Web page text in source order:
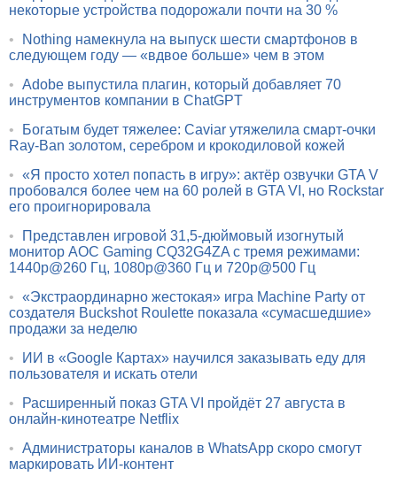
некоторые устройства подорожали почти на 30 %
•
Nothing намекнула на выпуск шести смартфонов в
следующем году — «вдвое больше» чем в этом
• Adobe выпустила плагин, который добавляет 70
инструментов компании в ChatGPT
•
Богатым будет тяжелее: Caviar утяжелила смарт-очки
Ray-Ban золотом, серебром и крокодиловой кожей
• «Я просто хотел попасть в игру»: актёр озвучки GTA V
пробовался более чем на 60 ролей в GTA VI, но Rockstar
его проигнорировала
•
Представлен игровой 31,5-дюймовый изогнутый
монитор AOC Gaming CQ32G4ZA с тремя режимами:
1440p@260 Гц, 1080p@360 Гц и 720p@500 Гц
• «Экстраординарно жестокая» игра Machine Party от
создателя Buckshot Roulette показала «сумасшедшие»
продажи за неделю
•
ИИ в «Google Картах» научился заказывать еду для
пользователя и искать отели
•
Расширенный показ GTA VI пройдёт 27 августа в
онлайн-кинотеатре Netflix
• Администраторы каналов в WhatsApp скоро смогут
маркировать ИИ-контент